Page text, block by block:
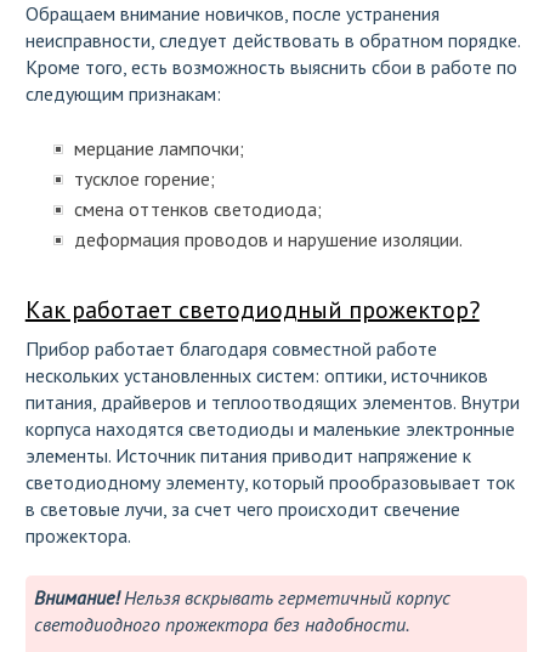
Обращаем внимание новичков, после устранения
неисправности, следует действовать в обратном порядке.
Кроме того, есть возможность выяснить сбои в работе по
следующим признакам:
мерцание лампочки;
тусклое горение;
смена оттенков светодиода;
деформация проводов и нарушение изоляции.
Как работает светодиодный прожектор?
Прибор работает благодаря совместной работе
нескольких установленных систем: оптики, источников
питания, драйверов и теплоотводящих элементов. Внутри
корпуса находятся светодиоды и маленькие электронные
элементы. Источник питания приводит напряжение к
светодиодному элементу, который прообразовывает ток
в световые лучи, за счет чего происходит свечение
прожектора.
Внимание!Нельзя вскрывать герметичный корпус
светодиодного прожектора без надобности.